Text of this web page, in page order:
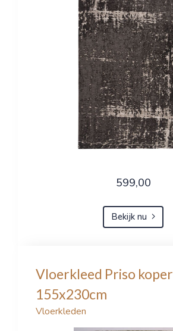
599,00
Bekijk nu
Vloerkleed Priso koper
155x230cm
Vloerkleden